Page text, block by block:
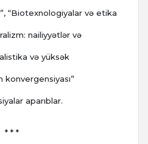
“Biotexnologiyalar və etika
nailiyyətlər və
və yüksək
konvergensiyası”
aparıblar.
* * *